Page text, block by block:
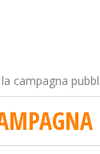
campagna